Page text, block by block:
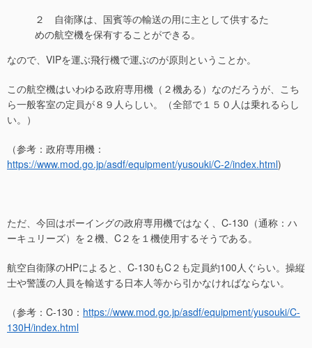
２ 自衛隊は、国賓等の輸送の用に主として供するた
めの航空機を保有することができる。
なので、VIPを運ぶ飛行機で運ぶのが原則ということか。
この航空機はいわゆる政府専用機（２機ある）なのだろうが、こち
ら一般客室の定員が８９人らしい。（全部で１５０人は乗れるらし
い。）
（参考：政府専用機：
https://www.mod.go.jp/asdf/equipment/yusouki/C-2/index.html)
ただ、今回はボーイングの政府専用機ではなく、C-130（通称：ハ
ーキュリーズ）を２機、C２を１機使用するそうである。
航空自衛隊のHPによると、C-130もC２も定員約100人ぐらい。操縦
士や警護の人員を輸送する日本人等から引かなければならない。
（参考：C-130： https://www.mod.go.jp/asdf/equipment/yusouki/C-
130H/index.html